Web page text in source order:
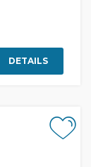
DETAILS